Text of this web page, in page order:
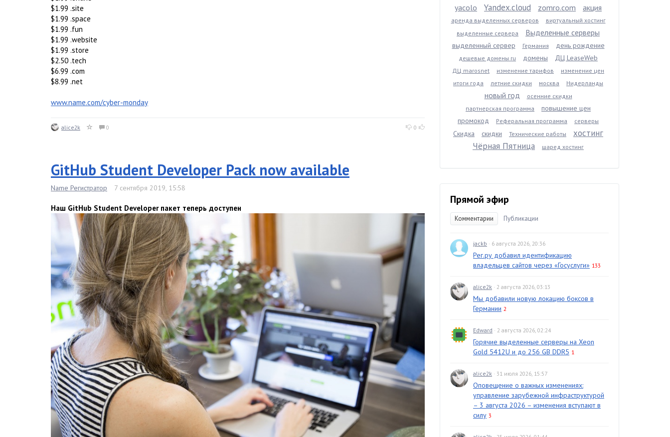
$1.99 .site
$1.99 .space
$1.99 .fun
$1.99 .website
$1.99 .store
$2.50 .tech
$6.99 .com
$8.99 .net
www.name.com/cyber-monday
alice2k 0 0
GitHub Student Developer Pack now available
Name Регистратор 7 сентября 2019, 15:58
Наш GitHub Student Developer пакет теперь доступен
yacolo Yandex.cloud zomro.com акция
аренда выделенных серверов
виртуальный хостинг
выделенные сервера
Выделенные серверы
выделенный сервер Германия день рождение
дешевые домены ru домены ДЦ LeaseWeb
ДЦ marosnet изменение тарифов
изменение цен
итоги года
летние скидки москва Нидерланды
новый год
осенние скидки
партнерская программа
повышение цен
промокод
Реферальная программа серверы
Скидка скидки Технические работы
хостинг
Чёрная Пятница
шаред хостинг
Прямой эфир
Комментарии Публикации
jackb · 6 августа 2026, 20:36
Рег.ру добавил идентификацию
владельцев сайтов через «Госуслуги» 133
alice2k · 2 августа 2026, 03:13
Мы добавили новую локацию боксов в
Германии 2
Edward · 2 августа 2026, 02:24
Горячие выделенные серверы на Xeon
Gold 5412U и до 256 GB DDR5 1
alice2k · 31 июля 2026, 15:57
Оповещение о важных изменениях:
управление зарубежной инфраструктурой
– 3 августа 2026 – изменения вступают в
силу 3